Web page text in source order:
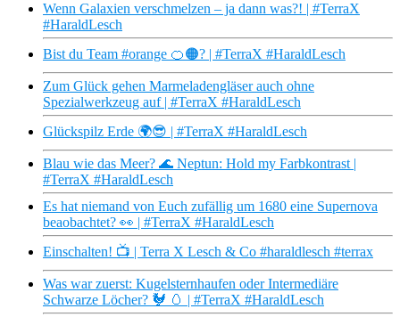
Wenn Galaxien verschmelzen – ja dann was?! | #TerraX
#HaraldLesch
Bist du Team #orange 🍊🟠? | #TerraX #HaraldLesch
Zum Glück gehen Marmeladengläser auch ohne
Spezialwerkzeug auf | #TerraX #HaraldLesch
Glückspilz Erde 🌍😎 | #TerraX #HaraldLesch
Blau wie das Meer? 🌊 Neptun: Hold my Farbkontrast |
#TerraX #HaraldLesch
Es hat niemand von Euch zufällig um 1680 eine Supernova
beaobachtet? 👀 | #TerraX #HaraldLesch
Einschalten! 📺 | Terra X Lesch & Co #haraldlesch #terrax
Was war zuerst: Kugelsternhaufen oder Intermediäre
Schwarze Löcher? 🐓 🥚 | #TerraX #HaraldLesch